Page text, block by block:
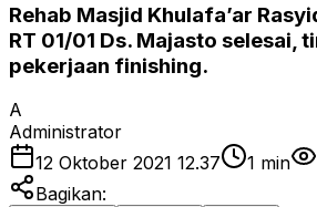
Rehab Masjid Khulafa’ar
RT 01/01 Ds. Majasto selesai,
pekerjaan finishing.
A
Administrator
12 Oktober 2021 12.37
1 min
Bagikan: